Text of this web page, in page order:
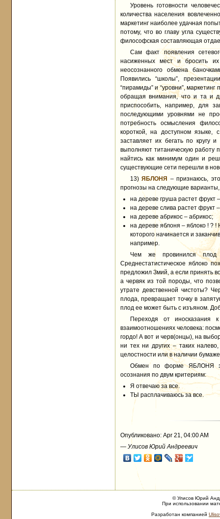
Уровень готовности
количества населения
маркетинг наиболее удачная
потому, что во главу угла
философская составляющая
Сам факт появления
насиженных мест и бросить
неосознанного обмена
Появились “школы”,
“пирамиды” и “уровни”,
обращая внимания, что и та и
приспособить, например, для
последующими уровнями не
потребность осмысления
короткой, на доступном языке,
заставляет их бегать по кругу
выполняют титаническую
найтись как минимум один и
существующие сети перешли в
13)ЯБЛОНЯ
– признаюсь,
прогнозы на следующие варианты,
на дереве груша растет фрукт
на дереве слива растет фрукт
на дереве абрикос – абрикос;
на дереве яблоня – яблоко ! ?
которого начинается и
например.
Чем же провинился плод
Среднестатистическое яблоко
предложил Змий, а если принять
а червяк из той породы, что
утрате девственной чистоты?
плода, превращает точку в
плод ее может быть с изъяном.
Переходя от иносказания
взаимоотношениях человека:
гордо! А вот и черв(онцы), на
ни тех ни других – таких
целостности или в наличии
Обмен по форме ЯБЛОНЯ
осознания по двум критериям:
Я отвечаю за все.
ТЫ расплачиваюсь за все.
Опубликовано: Apr 21, 04:00 AM
— Улисов Юрий Андреевич
© Улисов Юрий
При использовании
Разработан компанией